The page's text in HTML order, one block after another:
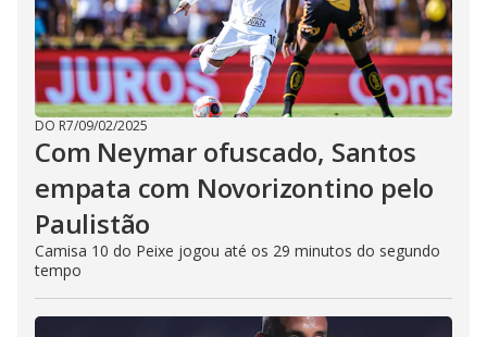
DO R7/09/02/2025
Com Neymar ofuscado, Santos
empata com Novorizontino pelo
Paulistão
Camisa 10 do Peixe jogou até os 29 minutos do segundo
tempo